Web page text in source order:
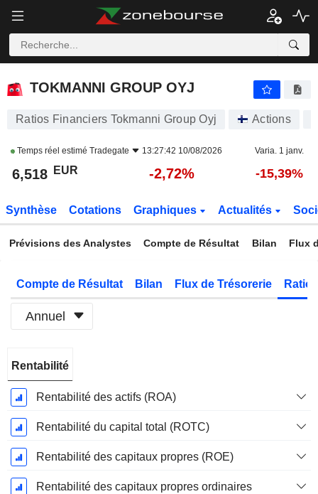
TOKMANNI GROUP OYJ
TOKMANNI GROUP OYJ
Ratios Financiers Tokmanni Group Oyj Actions
Temps réel estimé Tradegate 13:27:42 10/08/2026 Varia. 1 janv.
6,518 EUR -2,72% -15,39%
Synthèse Cotations Graphiques Actualités
Prévisions des Analystes Compte de Résultat Bilan Flux
Compte de Résultat Bilan Flux de Trésorerie
Annuel
Fiscale:
Décembre
Rentabilité
Rentabilité des actifs (ROA)
Rentabilité du capital total (ROTC)
Rentabilité des capitaux propres (ROE)
Rentabilité des capitaux propres ordinaires